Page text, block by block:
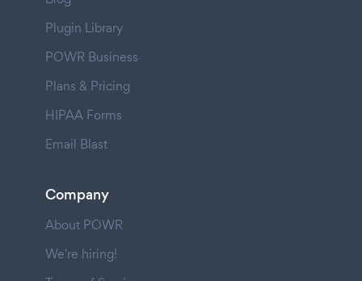
Plugin Library
POWR Business
Plans & Pricing
HIPAA Forms
Email Blast
Company
About POWR
We're hiring!